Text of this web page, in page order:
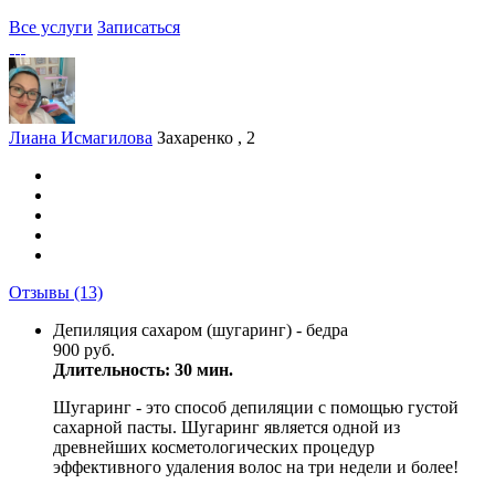
Все услуги Записаться
Лиана Исмагилова Захаренко , 2
Отзывы (13)
Депиляция сахаром (шугаринг) - бедра
900 руб.
Длительность: 30 мин.
Шугаринг - это способ депиляции с помощью густой
сахарной пасты. Шугаринг является одной из
древнейших косметологических процедур
эффективного удаления волос на три недели и более!